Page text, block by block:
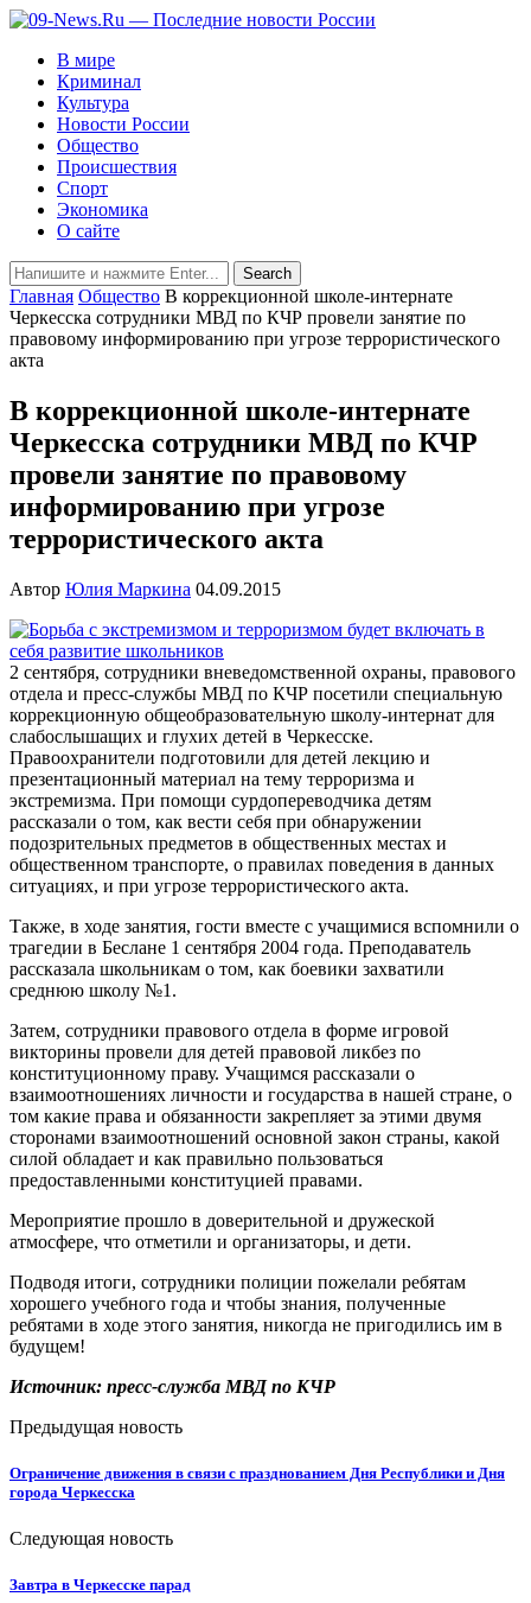
В мире
Криминал
Культура
Новости России
Общество
Происшествия
Спорт
Экономика
О сайте
Главная Общество В коррекционной школе-интернате
Черкесска сотрудники МВД по КЧР провели занятие по
правовому информированию при угрозе террористического
акта
В коррекционной школе-интернате
Черкесска сотрудники МВД по КЧР
провели занятие по правовому
информированию при угрозе
террористического акта
Автор Юлия Маркина 04.09.2015
2 сентября, сотрудники вневедомственной охраны, правового
отдела и пресс-службы МВД по КЧР посетили специальную
коррекционную общеобразовательную школу-интернат для
слабослышащих и глухих детей в Черкесске.
Правоохранители подготовили для детей лекцию и
презентационный материал на тему терроризма и
экстремизма. При помощи сурдопереводчика детям
рассказали о том, как вести себя при обнаружении
подозрительных предметов в общественных местах и
общественном транспорте, о правилах поведения в данных
ситуациях, и при угрозе террористического акта.
Также, в ходе занятия, гости вместе с учащимися вспомнили о
трагедии в Беслане 1 сентября 2004 года. Преподаватель
рассказала школьникам о том, как боевики захватили
среднюю школу №1.
Затем, сотрудники правового отдела в форме игровой
викторины провели для детей правовой ликбез по
конституционному праву. Учащимся рассказали о
взаимоотношениях личности и государства в нашей стране, о
том какие права и обязанности закрепляет за этими двумя
сторонами взаимоотношений основной закон страны, какой
силой обладает и как правильно пользоваться
предоставленными конституцией правами.
Мероприятие прошло в доверительной и дружеской
атмосфере, что отметили и организаторы, и дети.
Подводя итоги, сотрудники полиции пожелали ребятам
хорошего учебного года и чтобы знания, полученные
ребятами в ходе этого занятия, никогда не пригодились им в
будущем!
Источник: пресс-служба МВД по КЧР
Предыдущая новость
Ограничение движения в связи с празднованием Дня Республики и Дня
города Черкесска
Следующая новость
Завтра в Черкесске парад